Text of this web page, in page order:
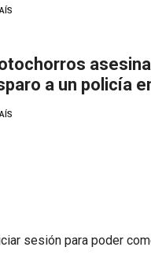
a un policía
sesión para poder